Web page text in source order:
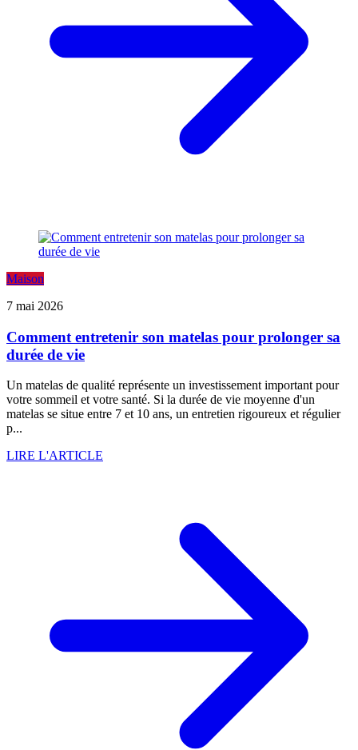
Maison
7 mai 2026
Comment entretenir son matelas pour prolonger sa
durée de vie
Un matelas de qualité représente un investissement important pour
votre sommeil et votre santé. Si la durée de vie moyenne d'un
matelas se situe entre 7 et 10 ans, un entretien rigoureux et régulier
p...
LIRE L'ARTICLE